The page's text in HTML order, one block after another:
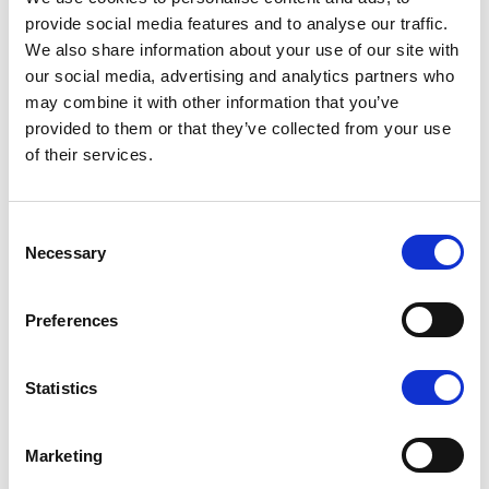
provide social media features and to analyse our traffic.
We also share information about your use of our site with
our social media, advertising and analytics partners who
may combine it with other information that you’ve
provided to them or that they’ve collected from your use
of their services.
Selection
Necessary
Preferences
Statistics
Marketing
K1 - BRUSHED GOLD
Не останавливайтесь на том, что видите: каждый